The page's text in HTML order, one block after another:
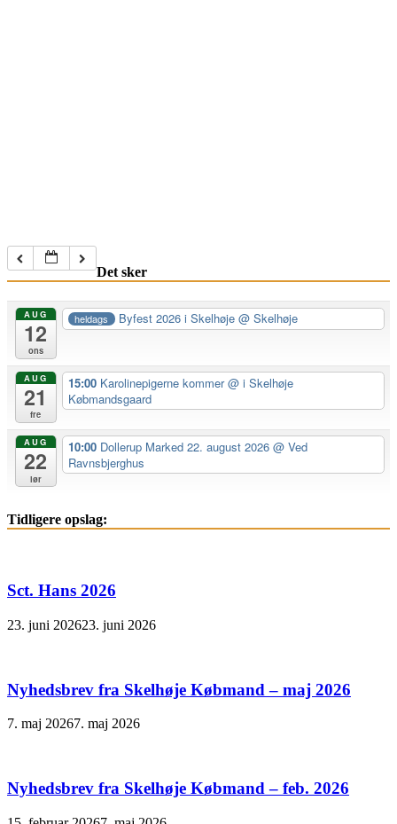
Det sker
AUG
12
ons
heldags Byfest 2026 i Skelhøje@ Skelhøje
AUG
21
fre
15:00 Karolinepigerne kommer@ i Skelhøje
Købmandsgaard
AUG
22
lør
10:00 Dollerup Marked 22. august 2026 @ Ved
Ravnsbjerghus
Tidligere opslag:
Sct. Hans 2026
23. juni 202623. juni 2026
Nyhedsbrev fra Skelhøje Købmand – maj 2026
7. maj 20267. maj 2026
Nyhedsbrev fra Skelhøje Købmand – feb. 2026